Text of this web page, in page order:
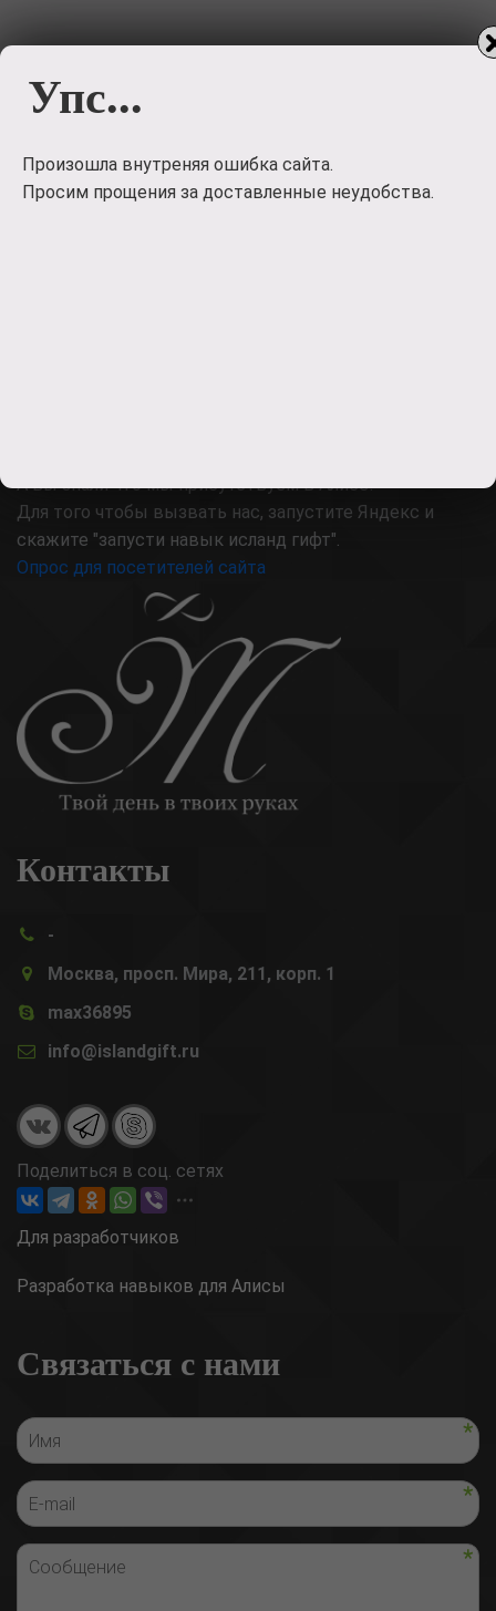
А вы знали что мы присутствуем в Алисе!
Для того чтобы вызвать нас, запустите Яндекс и
скажите "запусти навык исланд гифт".
Опрос для посетителей сайта
Контакты
-
Москва, просп. Мира, 211, корп. 1
max36895
info@islandgift.ru
Поделиться в соц. сетях
Для разработчиков
Разработка навыков для Алисы
Связаться с нами
Упс...
Произошла внутреняя ошибка сайта.
Просим прощения за доставленные неудобства.